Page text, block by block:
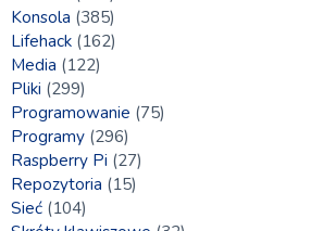
Konsola (385)
Lifehack (162)
Media (122)
Pliki (299)
Programowanie (75)
Programy (296)
Raspberry Pi (27)
Repozytoria (15)
Sieć (104)